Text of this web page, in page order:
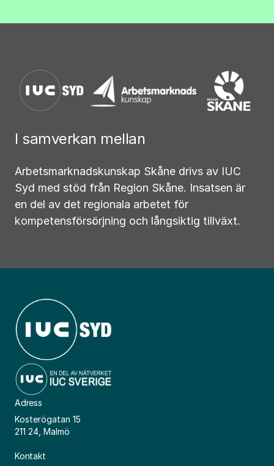
I samverkan mellan
Arbetsmarknadskunskap Skåne drivs av IUC
Syd med stöd från Region Skåne. Insatsen är
en del av det regionala arbetet för
kompetensförsörjning och långsiktig tillväxt.
Adress
Kosterögatan 15
211 24, Malmö
Kontakt